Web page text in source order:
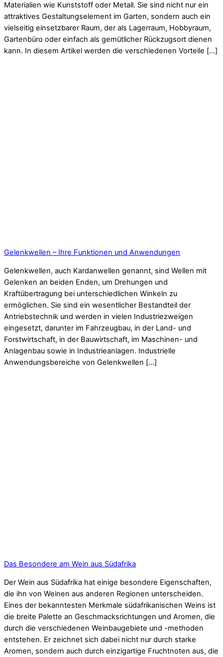
Materialien wie Kunststoff oder Metall. Sie sind nicht nur ein
attraktives Gestaltungselement im Garten, sondern auch ein
vielseitig einsetzbarer Raum, der als Lagerraum, Hobbyraum,
Gartenbüro oder einfach als gemütlicher Rückzugsort dienen
kann. In diesem Artikel werden die verschiedenen Vorteile […]
Gelenkwellen – Ihre Funktionen und Anwendungen
Gelenkwellen, auch Kardanwellen genannt, sind Wellen mit
Gelenken an beiden Enden, um Drehungen und
Kraftübertragung bei unterschiedlichen Winkeln zu
ermöglichen. Sie sind ein wesentlicher Bestandteil der
Antriebstechnik und werden in vielen Industriezweigen
eingesetzt, darunter im Fahrzeugbau, in der Land- und
Forstwirtschaft, in der Bauwirtschaft, im Maschinen- und
Anlagenbau sowie in Industrieanlagen. Industrielle
Anwendungsbereiche von Gelenkwellen […]
Das Besondere am Wein aus Südafrika
Der Wein aus Südafrika hat einige besondere Eigenschaften,
die ihn von Weinen aus anderen Regionen unterscheiden.
Eines der bekanntesten Merkmale südafrikanischen Weins ist
die breite Palette an Geschmacksrichtungen und Aromen, die
durch die verschiedenen Weinbaugebiete und -methoden
entstehen. Er zeichnet sich dabei nicht nur durch starke
Aromen, sondern auch durch einzigartige Fruchtnoten aus, die